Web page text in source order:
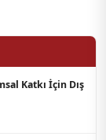
Katkı İçin Dış